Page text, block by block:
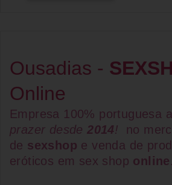
Ousadias -
Online
Empresa 100% portuguesa
prazer desde2014!
no
de sexshop e venda de
eróticos em sex shop online.